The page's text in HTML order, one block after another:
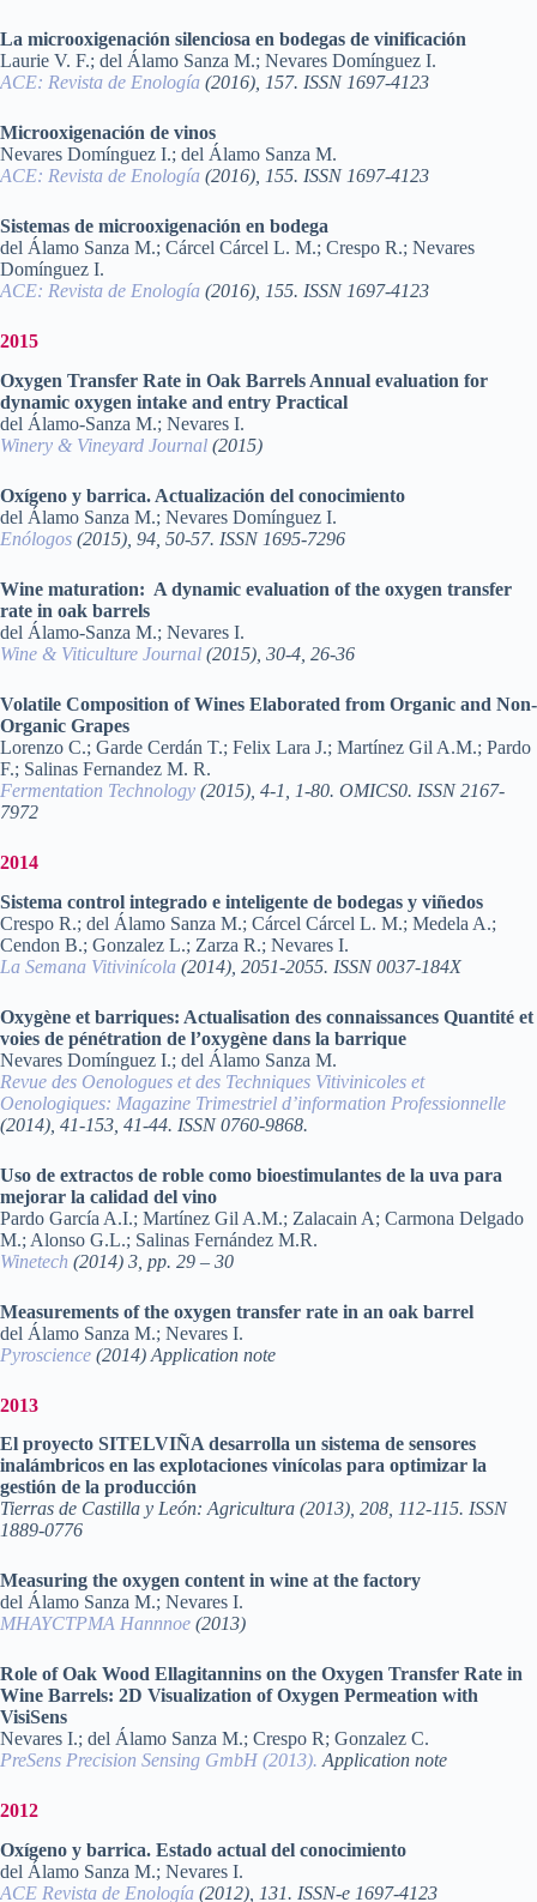
La microoxigenación silenciosa en bodegas de vinificación
Laurie V. F.; del Álamo Sanza M.; Nevares Domínguez I.
ACE: Revista de Enología (2016), 157. ISSN 1697-4123
Microoxigenación de vinos
Nevares Domínguez I.; del Álamo Sanza M.
ACE: Revista de Enología (2016), 155. ISSN 1697-4123
Sistemas de microoxigenación en bodega
del Álamo Sanza M.; Cárcel Cárcel L. M.; Crespo R.; Nevares
Domínguez I.
ACE: Revista de Enología (2016), 155. ISSN 1697-4123
2015
Oxygen Transfer Rate in Oak Barrels Annual evaluation for
dynamic oxygen intake and entry Practical
del Álamo-Sanza M.; Nevares I.
Winery & Vineyard Journal (2015)
Oxígeno y barrica. Actualización del conocimiento
del Álamo Sanza M.; Nevares Domínguez I.
Enólogos (2015), 94, 50-57. ISSN 1695-7296
Wine maturation: A dynamic evaluation of the oxygen transfer
rate in oak barrels
del Álamo-Sanza M.; Nevares I.
Wine & Viticulture Journal (2015), 30-4, 26-36
Volatile Composition of Wines Elaborated from Organic and Non-
Organic Grapes
Lorenzo C.; Garde Cerdán T.; Felix Lara J.; Martínez Gil A.M.; Pardo
F.; Salinas Fernandez M. R.
Fermentation Technology (2015), 4-1, 1-80. OMICS0. ISSN 2167-
7972
2014
Sistema control integrado e inteligente de bodegas y viñedos
Crespo R.; del Álamo Sanza M.; Cárcel Cárcel L. M.; Medela A.;
Cendon B.; Gonzalez L.; Zarza R.; Nevares I.
La Semana Vitivinícola (2014), 2051-2055. ISSN 0037-184X
Oxygène et barriques: Actualisation des connaissances Quantité et
voies de pénétration de l’oxygène dans la barrique
Nevares Domínguez I.; del Álamo Sanza M.
Revue des Oenologues et des Techniques Vitivinicoles et
Oenologiques: Magazine Trimestriel d’information Professionnelle
(2014), 41-153, 41-44. ISSN 0760-9868.
Uso de extractos de roble como bioestimulantes de la uva para
mejorar la calidad del vino
Pardo García A.I.; Martínez Gil A.M.; Zalacain A; Carmona Delgado
M.; Alonso G.L.; Salinas Fernández M.R.
Winetech (2014) 3, pp. 29 – 30
Measurements of the oxygen transfer rate in an oak barrel
del Álamo Sanza M.; Nevares I.
Pyroscience (2014) Application note
2013
El proyecto SITELVIÑA desarrolla un sistema de sensores
inalámbricos en las explotaciones vinícolas para optimizar la
gestión de la producción
Tierras de Castilla y León: Agricultura (2013), 208, 112-115. ISSN
1889-0776
Measuring the oxygen content in wine at the factory
del Álamo Sanza M.; Nevares I.
MHAYCTPMA Hannnoe (2013)
Role of Oak Wood Ellagitannins on the Oxygen Transfer Rate in
Wine Barrels: 2D Visualization of Oxygen Permeation with
VisiSens
Nevares I.; del Álamo Sanza M.; Crespo R; Gonzalez C.
PreSens Precision Sensing GmbH (2013). Application note
2012
Oxígeno y barrica. Estado actual del conocimiento
del Álamo Sanza M.; Nevares I.
ACE Revista de Enología (2012), 131. ISSN-e 1697-4123